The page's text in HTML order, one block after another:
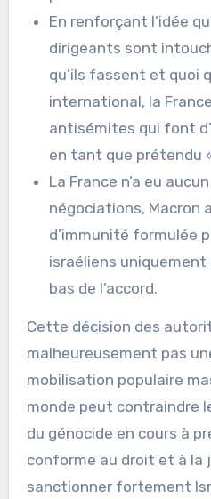
En renforçant l’idée
dirigeants sont
qu’ils fassent et quoi
international, la
antisémites qui font
en tant que prétendu
La France n’a eu
négociations, Macron
d’immunité formulée
israéliens uniquement
bas de l’accord.
Cette décision des
malheureusement pas
mobilisation populaire
monde peut contraindre
du génocide en cours à
conforme au droit et à la
sanctionner fortement